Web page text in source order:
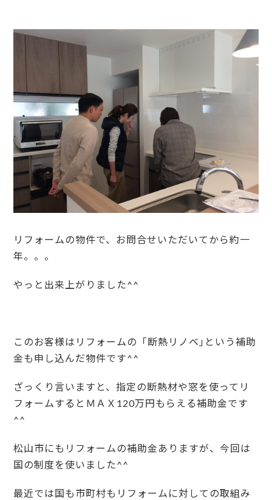
リフォームの物件で、お問合せいただいてから約一
年。。。
やっと出来上がりました^^
このお客様はリフォームの「断熱リノベ｣という補助
金も申し込んだ物件です^^
ざっくり言いますと、指定の断熱材や窓を使ってリ
フォームするとＭＡＸ120万円もらえる補助金です
^^
松山市にもリフォームの補助金ありますが、今回は
国の制度を使いました^^
最近では国も市町村もリフォームに対しての取組み